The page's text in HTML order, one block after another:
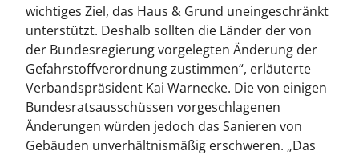
Downloads
Kontakt
wichtiges Ziel, das Haus & Grund uneingeschränkt
unterstützt. Deshalb sollten die Länder der von
der Bundesregierung vorgelegten Änderung der
Gefahrstoffverordnung zustimmen“, erläuterte
Verbandspräsident Kai Warnecke. Die von einigen
Bundesratsausschüssen vorgeschlagenen
Änderungen würden jedoch das Sanieren von
Gebäuden unverhältnismäßig erschweren. „Das